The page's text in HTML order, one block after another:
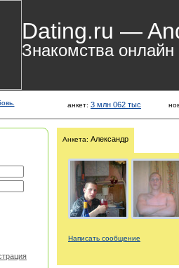
Dating.ru —
Знакомства онлайн
анкет: 3 млн 062 тыс
Анкета: Александр
Написать сообщение